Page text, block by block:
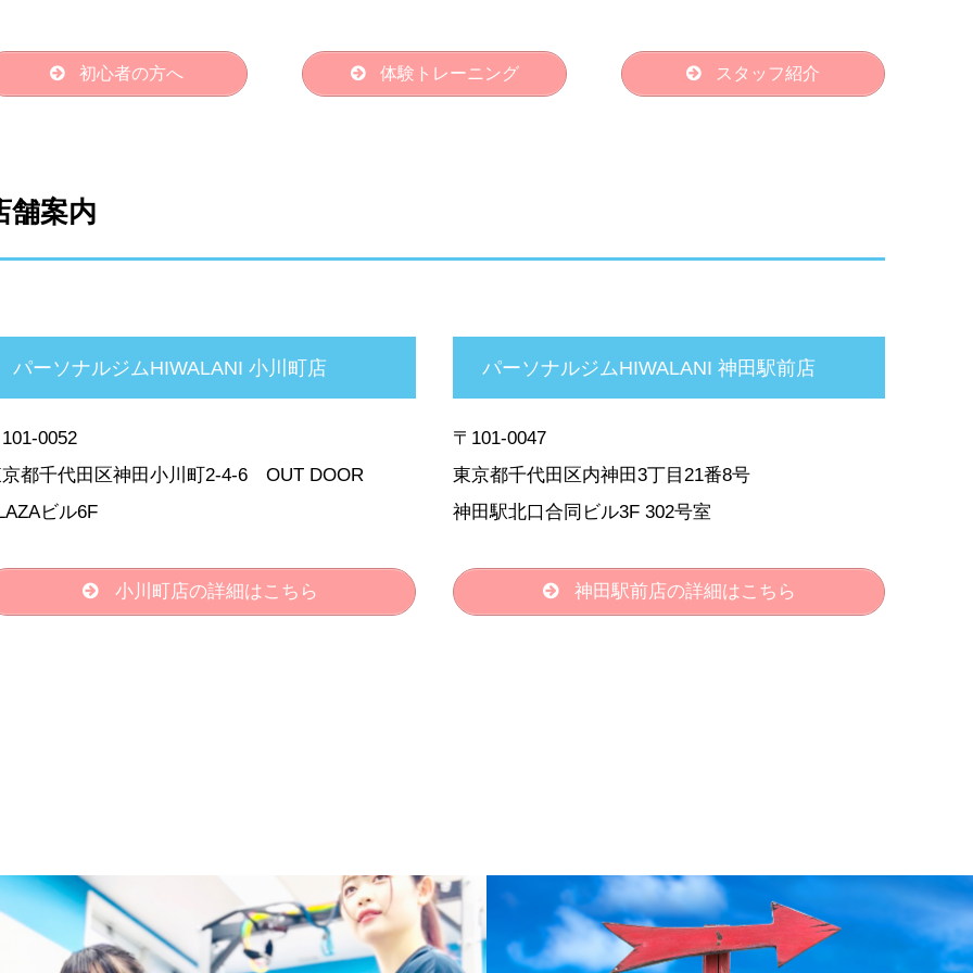
初心者の方へ 体験トレーニング スタッフ紹介
舗案内
パーソナルジムHIWALANI 小川町店
0052
都千代田区神田小川町2-4-6 OUT DOOR
ビル6F
小川町店の詳細はこちら
パーソナルジムHIWALANI 神田駅前店
〒101-0047
東京都千代田区内神田3丁目21番8号
神田駅北口合同ビル3F 302号室
神田駅前店の詳細はこちら